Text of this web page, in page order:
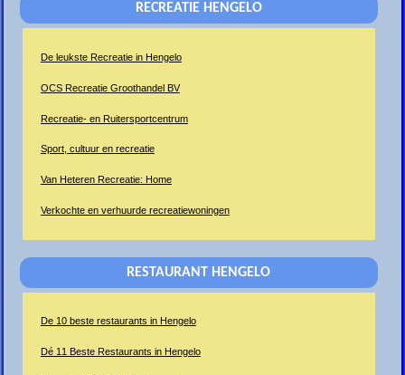
RECREATIE HENGELO
De leukste Recreatie in Hengelo
OCS Recreatie Groothandel BV
Recreatie- en Ruitersportcentrum
Sport, cultuur en recreatie
Van Heteren Recreatie: Home
Verkochte en verhuurde recreatiewoningen
RESTAURANT HENGELO
De 10 beste restaurants in Hengelo
Dé 11 Beste Restaurants in Hengelo